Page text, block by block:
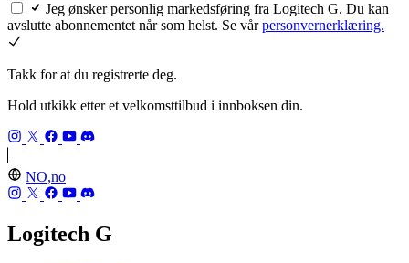
Jeg ønsker personlig markedsføring fra Logitech G. Du kan
avslutte abonnementet når som helst. Se vårpersonvernerklæring.
Takk for at du registrerte deg.
Hold utkikk etter et velkomsttilbud i innboksen din.
NO,no
Logitech G